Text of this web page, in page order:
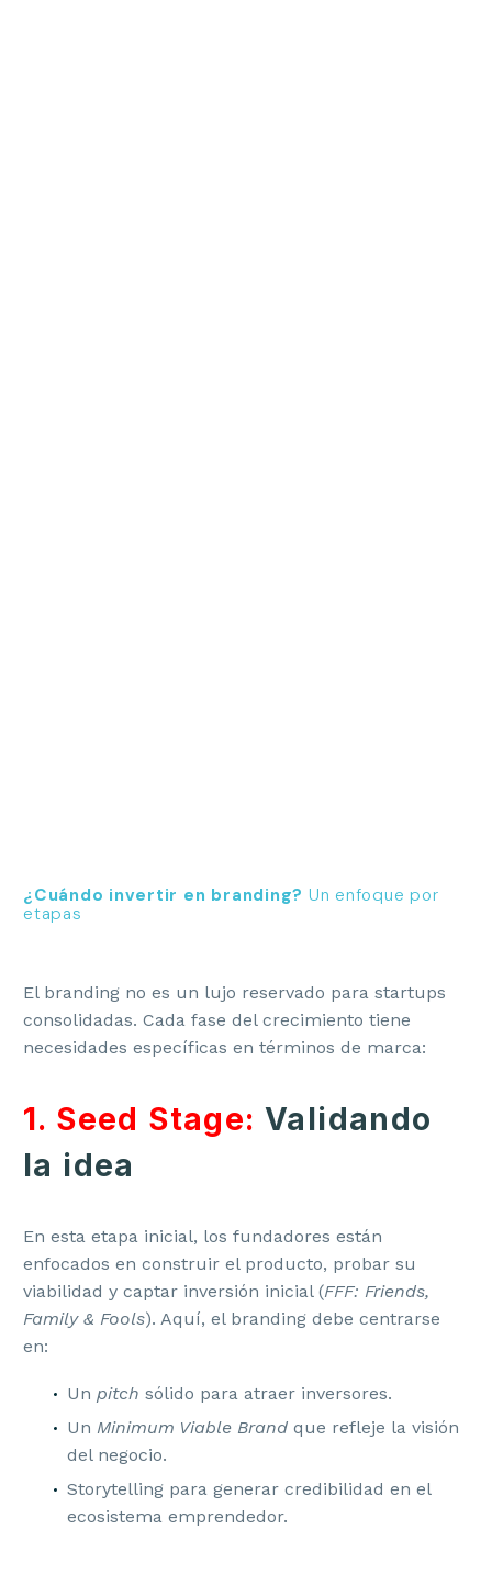
¿Cuándo invertir en branding? Un enfoque por
etapas
El branding no es un lujo reservado para startups
consolidadas. Cada fase del crecimiento tiene
necesidades específicas en términos de marca:
1. Seed Stage: Validando
la idea
En esta etapa inicial, los fundadores están
enfocados en construir el producto, probar su
viabilidad y captar inversión inicial (FFF: Friends,
Family & Fools). Aquí, el branding debe centrarse
en:
Un pitch sólido para atraer inversores.
Un Minimum Viable Brand que refleje la visión
del negocio.
Storytelling para generar credibilidad en el
ecosistema emprendedor.